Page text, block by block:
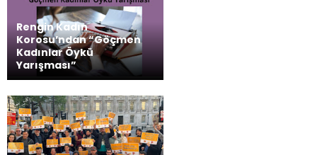
Rengin Kadın
Korosu’ndan “Göçmen
Kadınlar Öykü
Yarışması”